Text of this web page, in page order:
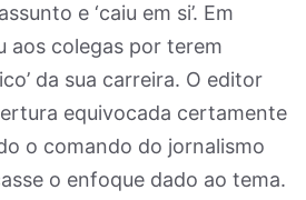
e ‘caiu em si’. Em
aos colegas por terem
da sua carreira. O editor
equivocada certamente
o comando do jornalismo
o enfoque dado ao tema.